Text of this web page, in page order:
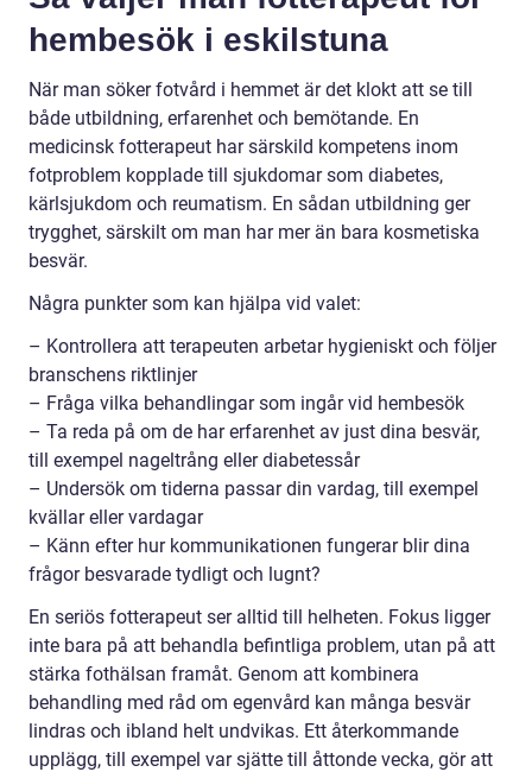
hembesök i eskilstuna
När man söker fotvård i hemmet är det klokt att se till
både utbildning, erfarenhet och bemötande. En
medicinsk fotterapeut har särskild kompetens inom
fotproblem kopplade till sjukdomar som diabetes,
kärlsjukdom och reumatism. En sådan utbildning ger
trygghet, särskilt om man har mer än bara kosmetiska
besvär.
Några punkter som kan hjälpa vid valet:
– Kontrollera att terapeuten arbetar hygieniskt och följer
branschens riktlinjer
– Fråga vilka behandlingar som ingår vid hembesök
– Ta reda på om de har erfarenhet av just dina besvär,
till exempel nageltrång eller diabetessår
– Undersök om tiderna passar din vardag, till exempel
kvällar eller vardagar
– Känn efter hur kommunikationen fungerar blir dina
frågor besvarade tydligt och lugnt?
En seriös fotterapeut ser alltid till helheten. Fokus ligger
inte bara på att behandla befintliga problem, utan på att
stärka fothälsan framåt. Genom att kombinera
behandling med råd om egenvård kan många besvär
lindras och ibland helt undvikas. Ett återkommande
upplägg, till exempel var sjätte till åttonde vecka, gör att